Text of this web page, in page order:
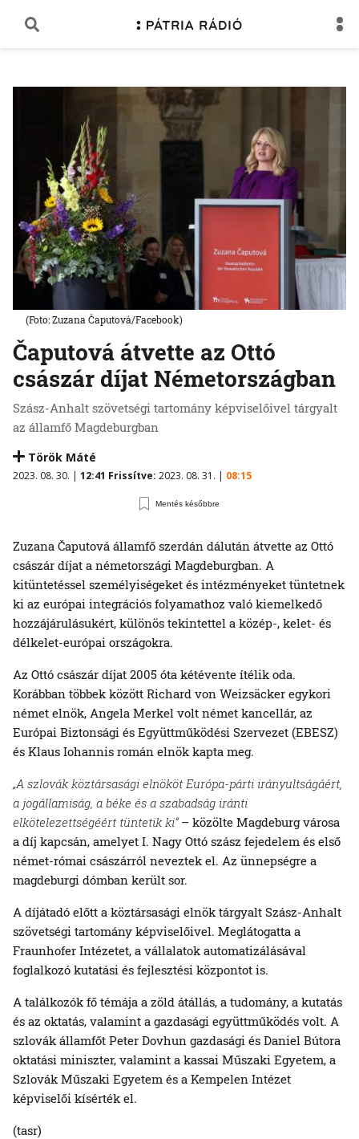
Čaputová átvette az Ottó
császár díjat Németországban
Szász-Anhalt szövetségi tartomány képviselőivel tárgyalt
az államfő Magdeburgban
Török Máté
2023. 08. 30. | 12:41 Frissítve: 2023. 08. 31. | 08:15
Mentés későbbre
(Foto: Zuzana Čaputová/Facebook)
Zuzana Čaputová államfő szerdán dálután átvette az Ottó
császár díjat a németországi Magdeburgban. A
kitüntetéssel személyiségeket és intézményeket tüntetnek
ki az európai integrációs folyamathoz való kiemelkedő
hozzájárulásukért, különös tekintettel a közép-, kelet- és
délkelet-európai országokra.
Az Ottó császár díjat 2005 óta kétévente ítélik oda.
Korábban többek között Richard von Weizsäcker egykori
német elnök, Angela Merkel volt német kancellár, az
Európai Biztonsági és Együttműködési Szervezet (EBESZ)
és Klaus Iohannis román elnök kapta meg.
„A szlovák köztársasági elnököt Európa-párti irányultságáért,
a jogállamiság, a béke és a szabadság iránti
elkötelezettségéért tüntetik ki“– közölte Magdeburg városa
a díj kapcsán, amelyet I. Nagy Ottó szász fejedelem és első
német-római császárról neveztek el. Az ünnepségre a
magdeburgi dómban került sor.
A díjátadó előtt a köztársasági elnök tárgyalt Szász-Anhalt
szövetségi tartomány képviselőivel. Meglátogatta a
Fraunhofer Intézetet, a vállalatok automatizálásával
foglalkozó kutatási és fejlesztési központot is.
A találkozók fő témája a zöld átállás, a tudomány, a kutatás
és az oktatás, valamint a gazdasági együttműködés volt. A
szlovák államfőt Peter Dovhun gazdasági és Daniel Bútora
oktatási miniszter, valamint a kassai Műszaki Egyetem, a
Szlovák Műszaki Egyetem és a Kempelen Intézet
képviselői kísérték el.
(tasr)